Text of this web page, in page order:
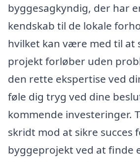
byggesagkyndig, der har
kendskab til de lokale
hvilket kan være med til at
projekt forløber uden
den rette ekspertise ved
føle dig tryg ved dine
kommende investeringer.
skridt mod at sikre succes
byggeprojekt ved at finde